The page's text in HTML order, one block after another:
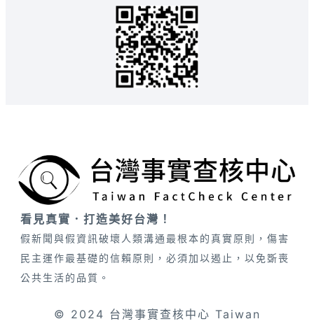
看見真實．打造美好台灣！
假新聞與假資訊破壞人類溝通最根本的真實原則，傷害
民主運作最基礎的信賴原則，必須加以遏止，以免斲喪
公共生活的品質。
© 2024 台灣事實查核中心 Taiwan